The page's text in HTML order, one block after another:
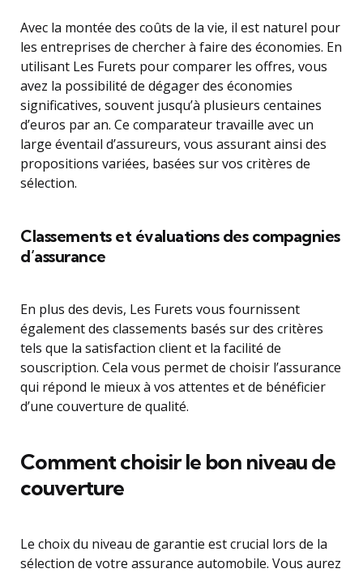
Avec la montée des coûts de la vie, il est naturel pour
les entreprises de chercher à faire des économies. En
utilisant Les Furets pour comparer les offres, vous
avez la possibilité de dégager des économies
significatives, souvent jusqu’à plusieurs centaines
d’euros par an. Ce comparateur travaille avec un
large éventail d’assureurs, vous assurant ainsi des
propositions variées, basées sur vos critères de
sélection.
Classements et évaluations des compagnies
d’assurance
En plus des devis, Les Furets vous fournissent
également des classements basés sur des critères
tels que la satisfaction client et la facilité de
souscription. Cela vous permet de choisir l’assurance
qui répond le mieux à vos attentes et de bénéficier
d’une couverture de qualité.
Comment choisir le bon niveau de
couverture
Le choix du niveau de garantie est crucial lors de la
sélection de votre assurance automobile. Vous aurez